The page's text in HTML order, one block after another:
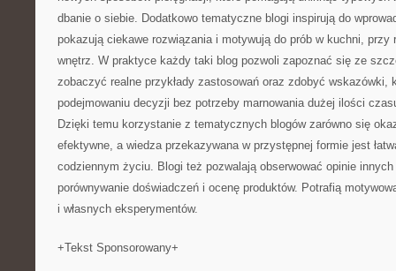
dbanie o siebie. Dodatkowo tematyczne blogi inspirują do
pokazują ciekawe rozwiązania i motywują do prób w kuchni,
wnętrz. W praktyce każdy taki blog pozwoli zapoznać się ze
zobaczyć realne przykłady zastosowań oraz zdobyć wskazówki,
podejmowaniu decyzji bez potrzeby marnowania dużej ilości
Dzięki temu korzystanie z tematycznych blogów zarówno się
efektywne, a wiedza przekazywana w przystępnej formie jest
codziennym życiu. Blogi też pozwalają obserwować opinie innych
porównywanie doświadczeń i ocenę produktów. Potrafią
i własnych eksperymentów.
+Tekst Sponsorowany+